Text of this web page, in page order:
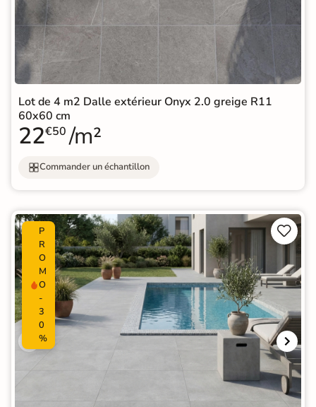
Lot de 4 m2 Dalle extérieur Onyx 2.0 greige R11
60x60 cm
22€50 /m²
Commander un échantillon
P
R
O
M
O
-
3
0
%

